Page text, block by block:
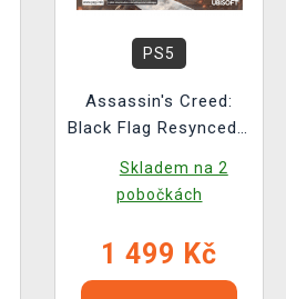
PS5
Assassin's Creed:
Black Flag Resynced -
Skladem na 2
pobočkách
1 499 Kč